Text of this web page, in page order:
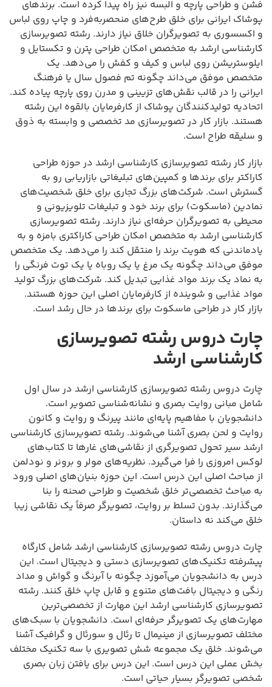
فشن و طراحی پارچه و البسه نیز راه پیدا کرده است. برندهای
پوشاک ایرانی برای خلق طرح‌های منحصر‌به‌فرد و چاپ روی لباس
و اکسسوری به تصویرگران خلاق نیاز دارند. رشته تصویرسازی
کارشناسی ارشد به متخصص امکان طراحی پترن و تکستایل و
ایلوستریشن روی لباس و کیف و کفش را می‌دهد. یک
متخصص موفق می‌داند چگونه تم فصول سال یا فرهنگ
ایرانی را در قالب نقش‌های تزیینی و مدرن روی پارچه پیاده کند.
اتحادیه تولیدکنندگان پوشاک از کارفرمایان بالقوه این رشته
هستند. بازار کار در تصویرسازی مد تخصصی و وابسته به ذوق
و سلیقه طراح است.
بازار کار رشته تصویرسازی کارشناسی ارشد در حوزه طراحی
کاراکتر برای برندها و کمپین‌های تبلیغاتی بازاریابی رو به
گسترش است. شرکت‌های بزرگ تجاری برای خلق شخصیت‌های
نمادین (ماسکوت) برای برند خود و تبلیغات تلویزیونی و
محیطی به تصویرگران حرفه‌ای نیاز دارند. رشته تصویرسازی
کارشناسی ارشد به متخصص امکان طراحی کاراکتری بامزه و به
یادماندنی که هویت برند را منتقل کند را می‌دهد. یک متخصص
موفق می‌داند چگونه یک مرغ یا یک روباه یا یک توت فرنگی را
به نماد یک برند مواد غذایی تبدیل کند. شرکت‌های بزرگ تولید
مواد غذایی و شوینده از کارفرمایان اصلی این حوزه هستند.
بازار کار در طراحی ماسکوت برای برندها در حال رشد است.
چارت دروس رشته تصویرسازی
کارشناسی ارشد
چارت دروس رشته تصویرسازی کارشناسی ارشد در سال اول
شامل مبانی روایت بصری و نشانه‌شناسی تصویر است.
دانشجویان با مفاهیم پایه‌ای مانند پیرنگ و روایت و کانون
روایت و لحن بصری آشنا می‌شوند. رشته تصویرسازی کارشناسی
ارشد سیر تحول تصویرگری از نقاشی‌های غارها تا کتاب‌های
لوکس امروزی را فرا می‌گیرد. نظریه‌های مولر و برونر و نودلمن
از مباحث اصلی این درس است. این حوزه بنیان‌های اصلی ورود
به مباحث تخصصی‌تر خلق شخصیت و طراحی صحنه را بنا
می‌گذارند. بدون تسلط بر روایت، تصویرگر صرفاً یک نقاشی زیبا
خلق می‌کند نه داستان.
چارت دروس رشته تصویرسازی کارشناسی ارشد شامل کارگاه
پیشرفته تکنیک‌های تصویرسازی دستی و دیجیتال است. این
درس به دانشجویان می‌آموزد چگونه با آبرنگ و گواش و مداد
رنگی و دیجیتال بافت‌های متنوع و قابل چاپ خلق کنند. رشته
تصویرسازی کارشناسی ارشد این مهارت از تخصصی‌ترین
مهارت‌های یک تصویرگر حرفه‌ای است. دانشجویان با سبک‌های
مختلف تصویرسازی از مینیمال تا رئال و سورئال و گرافیک آشنا
می‌شوند. خلق یک مجموعه شش تصویری با سه تکنیک مختلف
بخش عملی این درس است. این درس برای یافتن زبان بصری
شخصی تصویرگر بسیار حیاتی است.